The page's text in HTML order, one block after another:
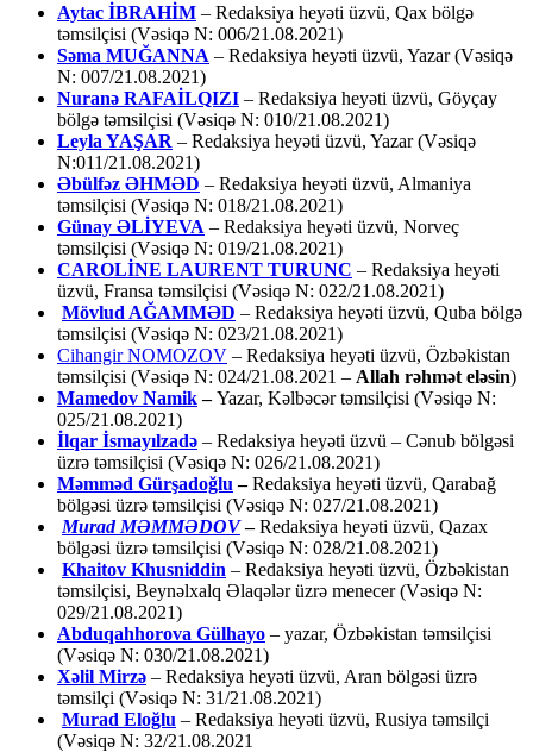
Aytac İBRAHİM – Redaksiya heyəti üzvü, Qax bölgə
təmsilçisi (Vəsiqə N: 006/21.08.2021)
Səma MUĞANNA – Redaksiya heyəti üzvü, Yazar (Vəsiqə
N: 007/21.08.2021)
Nuranə RAFAİLQIZI – Redaksiya heyəti üzvü, Göyçay
bölgə təmsilçisi (Vəsiqə N: 010/21.08.2021)
Leyla YAŞAR – Redaksiya heyəti üzvü, Yazar (Vəsiqə
N:011/21.08.2021)
Əbülfəz ƏHMƏD – Redaksiya heyəti üzvü, Almaniya
təmsilçisi (Vəsiqə N: 018/21.08.2021)
Günay ƏLİYEVA – Redaksiya heyəti üzvü, Norveç
təmsilçisi (Vəsiqə N: 019/21.08.2021)
CAROLİNE LAURENT TURUNC – Redaksiya heyəti
üzvü, Fransa təmsilçisi (Vəsiqə N: 022/21.08.2021)
Mövlud AĞAMMƏD – Redaksiya heyəti üzvü, Quba bölgə
təmsilçisi (Vəsiqə N: 023/21.08.2021)
Cihangir NOMOZOV – Redaksiya heyəti üzvü, Özbəkistan
təmsilçisi (Vəsiqə N: 024/21.08.2021 – Allah rəhmət eləsin)
Mamedov Namik–Yazar, Kəlbəcər təmsilçisi (Vəsiqə N:
025/21.08.2021)
İlqar İsmayılzadə – Redaksiya heyəti üzvü – Cənub bölgəsi
üzrə təmsilçisi (Vəsiqə N: 026/21.08.2021)
Məmməd Gürşadoğlu –Redaksiya heyəti üzvü, Qarabağ
bölgəsi üzrə təmsilçisi (Vəsiqə N: 027/21.08.2021)
Murad MƏMMƏDOV –Redaksiya heyəti üzvü, Qazax
bölgəsi üzrə təmsilçisi (Vəsiqə N: 028/21.08.2021)
Khaitov Khusniddin – Redaksiya heyəti üzvü, Özbəkistan
təmsilçisi, Beynəlxalq Əlaqələr üzrə menecer (Vəsiqə N:
029/21.08.2021)
Abduqahhorova Gülhayo – yazar, Özbəkistan təmsilçisi
(Vəsiqə N: 030/21.08.2021)
Xəlil Mirzə – Redaksiya heyəti üzvü, Aran bölgəsi üzrə
təmsilçi (Vəsiqə N: 31/21.08.2021)
Murad Eloğlu – Redaksiya heyəti üzvü, Rusiya təmsilçi
(Vəsiqə N: 32/21.08.2021